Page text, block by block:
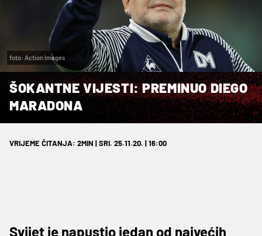
foto: Action Images
ŠOKANTNE VIJESTI: PREMINUO DIEGO
MARADONA
VRIJEME ČITANJA: 2MIN | SRI. 25.11.20. | 16:00
Svijet je napustio jedan od najvećih